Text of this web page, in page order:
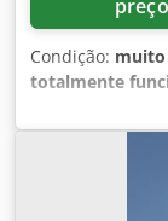
Condição: muito
totalmente
cabina, esteiras
horas de
sistema de
bloqueio,